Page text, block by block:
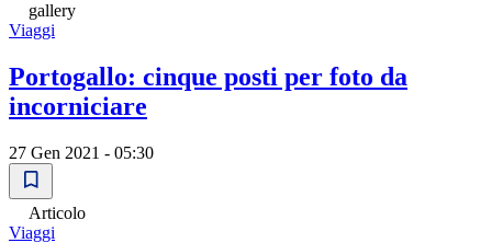
gallery
Viaggi
Portogallo: cinque posti per foto da
incorniciare
27 Gen 2021 - 05:30
Articolo
Viaggi